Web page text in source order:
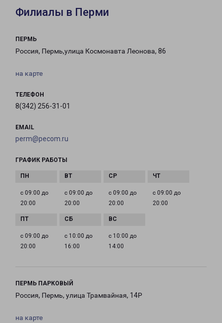
Филиалы в Перми
ПЕРМЬ
Россия, Пермь,улица Космонавта Леонова, 86
на карте
ТЕЛЕФОН
8(342) 256-31-01
EMAIL
perm@pecom.ru
ГРАФИК РАБОТЫ
с 09:00 до
20:00
с 09:00 до
20:00
с 09:00 до
20:00
с 09:00 до
20:00
с 09:00 до
20:00
с 10:00 до
16:00
с 10:00 до
14:00
ПЕРМЬ ПАРКОВЫЙ
Россия, Пермь, улица Трамвайная, 14Р
на карте